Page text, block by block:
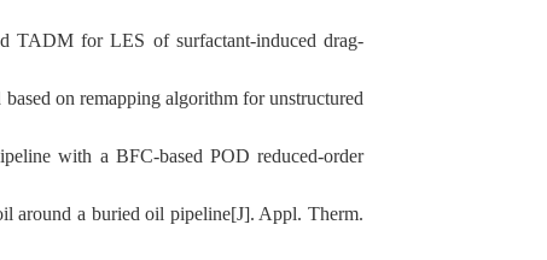
TADM for LES of surfactant-induced drag-
on remapping algorithm for unstructured
with a BFC-based POD reduced-order
around a buried oil pipeline[J]. Appl. Therm.